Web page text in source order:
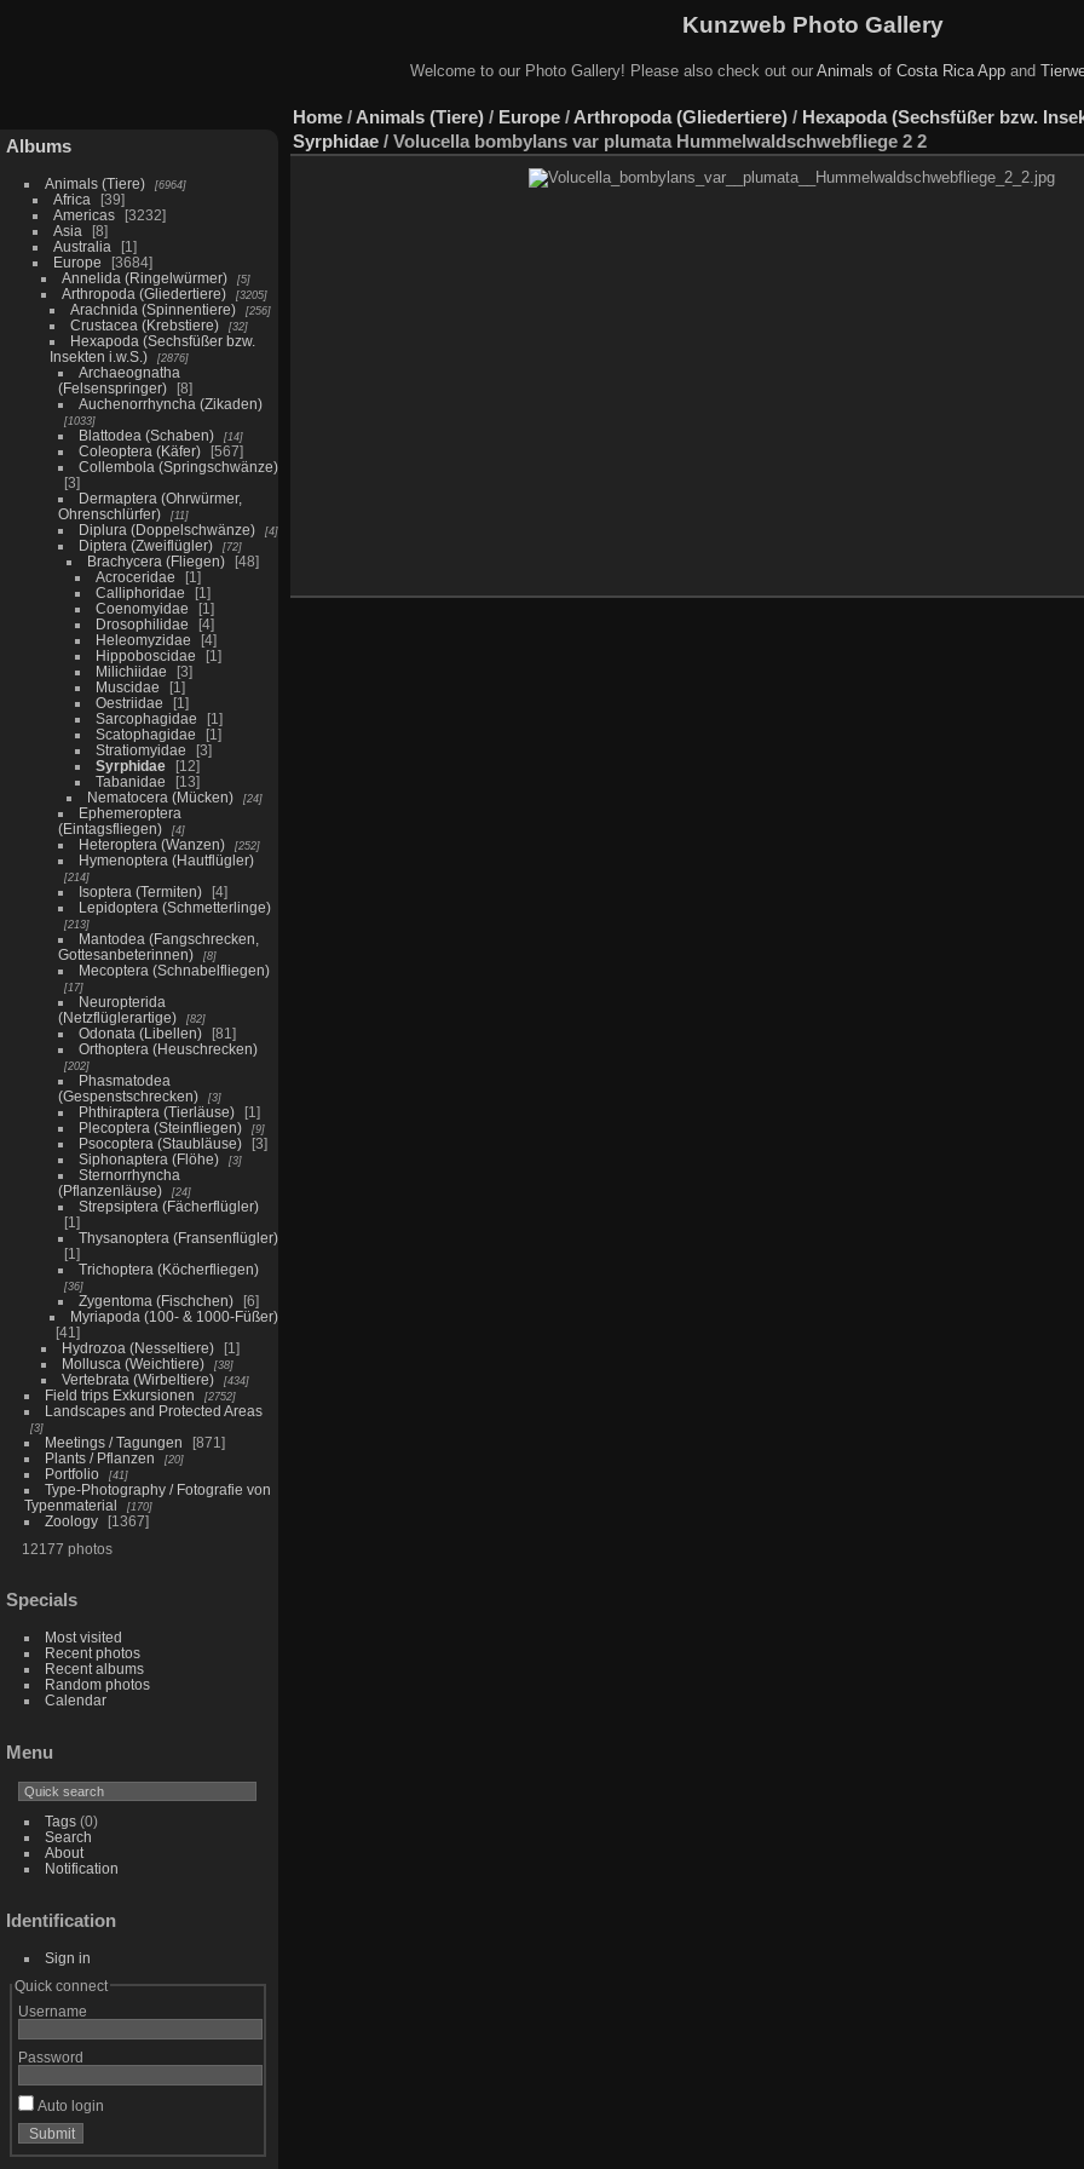
Kunzweb Photo Gallery
Welcome to our Photo Gallery! Please also check out our Animals of Costa Rica Appand
Albums
Animals (Tiere) 6964
Africa
39
Americas
3232
Asia
8
Australia
1
Europe
3684
Annelida (Ringelwürmer)
5
Arthropoda (Gliedertiere) 3205
Arachnida (Spinnentiere) 256
Crustacea (Krebstiere) 32
Hexapoda (Sechsfüßer bzw.
Insekten i.w.S.)
2876
Archaeognatha
(Felsenspringer)
8
Auchenorrhyncha (Zikaden)
1033
Blattodea (Schaben) 14
Coleoptera (Käfer)
567
Collembola (Springschwänze)
3
Dermaptera (Ohrwürmer,
Ohrenschlürfer)
11
Diplura (Doppelschwänze) 4
Diptera (Zweiflügler) 72
Brachycera (Fliegen)
48
Acroceridae
1
Calliphoridae
1
Coenomyidae
1
Drosophilidae
4
Heleomyzidae
4
Hippoboscidae
1
Milichiidae
3
Muscidae
1
Oestriidae
1
Sarcophagidae
1
Scatophagidae
1
Stratiomyidae
3
Syrphidae
12
Tabanidae
13
Nematocera (Mücken)
24
Ephemeroptera
(Eintagsfliegen)
4
Heteroptera (Wanzen) 252
Hymenoptera (Hautflügler)
214
Isoptera (Termiten)
4
Lepidoptera (Schmetterlinge)
213
Mantodea (Fangschrecken,
Gottesanbeterinnen)
8
Mecoptera (Schnabelfliegen)
17
Neuropterida
(Netzflüglerartige)
82
Odonata (Libellen)
81
Orthoptera (Heuschrecken)
202
Phasmatodea
(Gespenstschrecken)
3
Phthiraptera (Tierläuse)
1
Plecoptera (Steinfliegen)
9
Psocoptera (Staubläuse)
3
Siphonaptera (Flöhe)
3
Sternorrhyncha
(Pflanzenläuse)
24
Strepsiptera (Fächerflügler)
1
Thysanoptera (Fransenflügler)
1
Trichoptera (Köcherfliegen)
36
Zygentoma (Fischchen)
6
Myriapoda (100- & 1000-Füßer)
41
Hydrozoa (Nesseltiere)
1
Mollusca (Weichtiere)
38
Vertebrata (Wirbeltiere) 434
Field trips Exkursionen 2752
Landscapes and Protected Areas
3
Meetings / Tagungen
871
Plants / Pflanzen
20
Portfolio 41
Type-Photography / Fotografie von
Typenmaterial
170
Zoology
1367
12177 photos
Specials
Most visited
Recent photos
Recent albums
Random photos
Calendar
Menu
Tags(0)
Search
About
Notification
Identification
Sign in
Quick connect
Username
Password
Auto login
Home / Animals (Tiere) / Europe / Arthropoda (Gliedertiere) / Hexapoda (Sechsfüßer bzw.
Syrphidae / Volucella bombylans var plumata Hummelwaldschwebfliege 2 2